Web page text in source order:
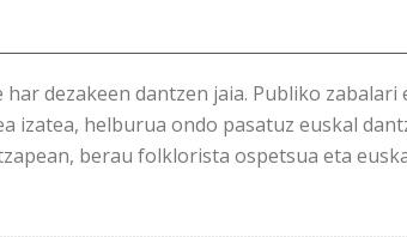
dezakeen dantzen jaia. Publiko zabalari
izatea, helburua ondo pasatuz euskal
berau folklorista ospetsua eta